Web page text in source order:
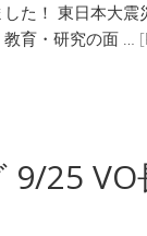
た！ 東日本大震
育・研究の面 …
25 VO